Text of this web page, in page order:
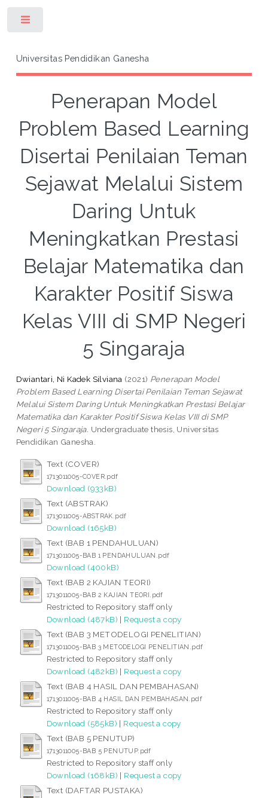
Universitas Pendidikan Ganesha
Penerapan Model
Problem Based Learning
Disertai Penilaian Teman
Sejawat Melalui Sistem
Daring Untuk
Meningkatkan Prestasi
Belajar Matematika dan
Karakter Positif Siswa
Kelas VIII di SMP Negeri
5 Singaraja
Dwiantari, Ni Kadek Silviana (2021) Penerapan Model
Problem Based Learning Disertai Penilaian Teman Sejawat
Melalui Sistem Daring Untuk Meningkatkan Prestasi Belajar
Matematika dan Karakter Positif Siswa Kelas VIII di SMP
Negeri 5 Singaraja. Undergraduate thesis, Universitas
Pendidikan Ganesha.
Text (COVER)
1713011005-COVER.pdf
Download (933kB)
Text (ABSTRAK)
1713011005-ABSTRAK.pdf
Download (165kB)
Text (BAB 1 PENDAHULUAN)
1713011005-BAB 1 PENDAHULUAN.pdf
Download (400kB)
Text (BAB 2 KAJIAN TEORI)
1713011005-BAB 2 KAJIAN TEORI.pdf
Restricted to Repository staff only
Download (487kB) | Request a copy
Text (BAB 3 METODELOGI PENELITIAN)
1713011005-BAB 3 METODELOGI PENELITIAN.pdf
Restricted to Repository staff only
Download (482kB) | Request a copy
Text (BAB 4 HASIL DAN PEMBAHASAN)
1713011005-BAB 4 HASIL DAN PEMBAHASAN.pdf
Restricted to Repository staff only
Download (585kB) | Request a copy
Text (BAB 5 PENUTUP)
1713011005-BAB 5 PENUTUP.pdf
Restricted to Repository staff only
Download (168kB) | Request a copy
Text (DAFTAR PUSTAKA)